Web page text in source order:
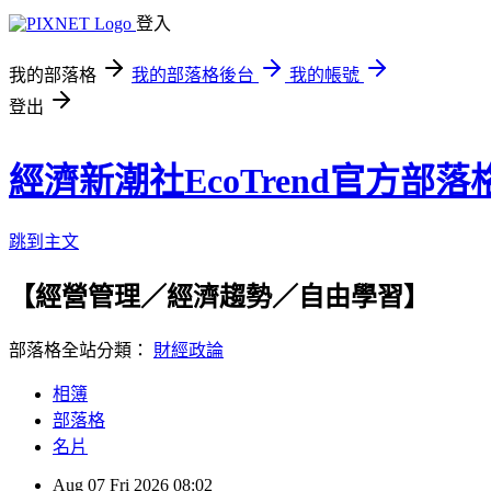
登入
我的部落格 我的部落格後台
我的帳號
登出
經濟新潮社EcoTrend官方部落
跳到主文
【經營管理／經濟趨勢／自由學習】
部落格全站分類： 財經政論
相簿
部落格
名片
Aug 07 Fri 2026 08:02